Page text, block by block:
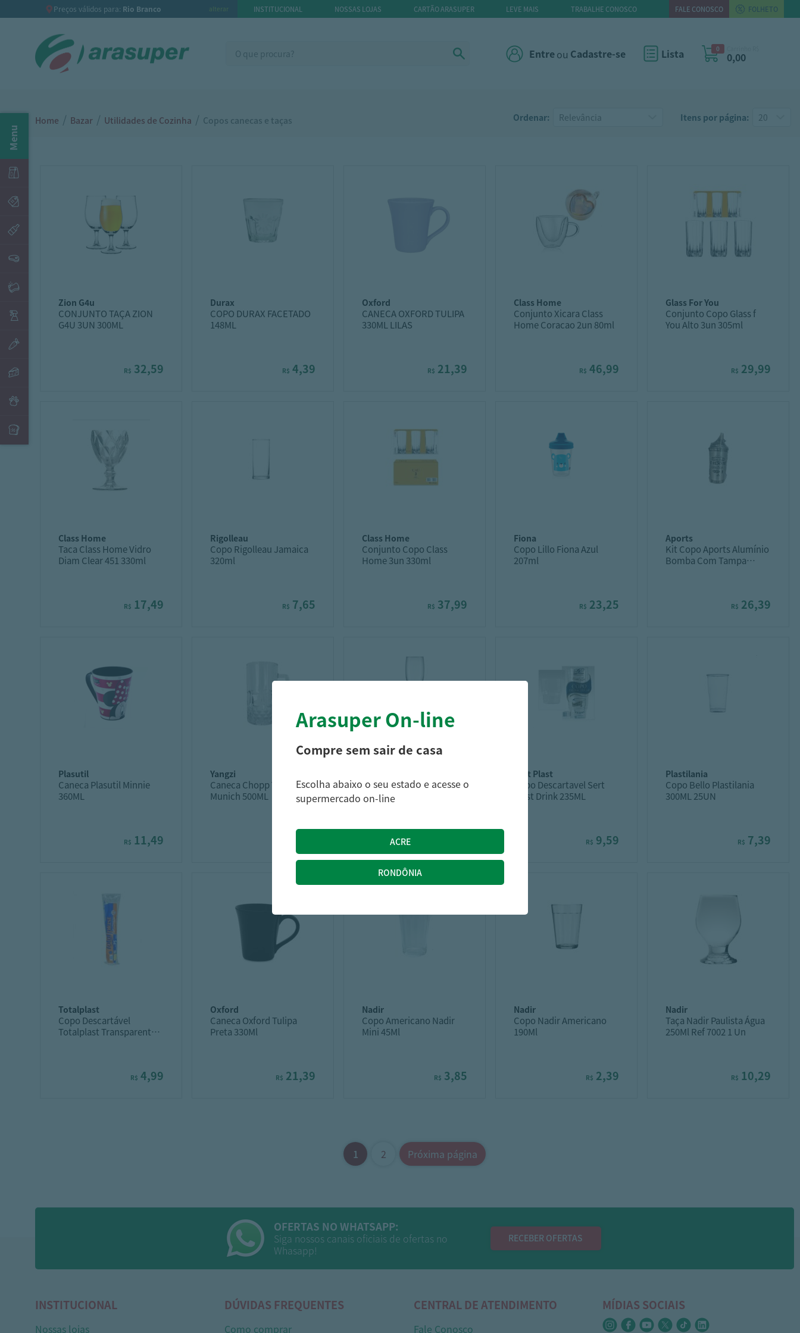
Preços válidos para: Rio Branco alterar INSTITUCIONAL NOSSAS LOJAS CARTÃO ARASUPER LEVE MAIS TRABALHE CONOSCO FALE CONOSCO FOLHETO
Entreou Cadastre-se Lista 0
0,00
Menu
Home / Bazar / Utilidades de Cozinha / Copos canecas e taças Ordenar: Itens por página:
zion g4u
CONJUNTO TAÇA ZION
G4U 3UN 300ML
R$ 32,59
durax
COPO DURAX FACETADO
148ML
R$ 4,39
oxford
CANECA OXFORD TULIPA
330ML LILAS
R$ 21,39
class home
Conjunto Xicara Class
Home Coracao 2un 80ml
R$ 46,99
glass for you
Conjunto Copo Glass f
You Alto 3un 305ml
R$ 29,99
class home
Taca Class Home Vidro
Diam Clear 451 330ml
R$ 17,49
rigolleau
Copo Rigolleau Jamaica
320ml
R$ 7,65
class home
Conjunto Copo Class
Home 3un 330ml
R$ 37,99
fiona
Copo Lillo Fiona Azul
207ml
R$ 23,25
aports
Kit Copo Aports Alumínio
Bomba Com Tampa
R$ 26,39
plasutil
Caneca Plasutil Minnie
360ML
R$ 11,49
yangzi
Caneca Chopp Yangzi
Munich 500ML
Taca Champagne Nadir
Barone 190ML
sert plast
Copo Descartavel Sert
Plast Drink 235ML
R$ 9,59
plastilania
Copo Bello Plastilania
300ML 25UN
R$ 7,39
totalplast
Copo Descartável
Totalplast Transparente
R$ 4,99
oxford
Caneca Oxford Tulipa
Preta 330Ml
R$ 21,39
nadir
Copo Americano Nadir
Mini 45Ml
R$ 3,85
nadir
Copo Nadir Americano
190Ml
R$ 2,39
nadir
Taça Nadir Paulista Água
250Ml Ref 7002 1 Un
R$ 10,29
1 2 Próxima página
OFERTAS NO WHATSAPP:
Siga nossos canais oficiais de ofertas no
Whasapp!
RECEBER OFERTAS
INSTITUCIONAL
Nossas lojas
DÚVIDAS FREQUENTES
Como comprar
CENTRAL DE ATENDIMENTO
Fale Conosco
MÍDIAS SOCIAIS
Arasuper On-line
Compre sem sair de casa
Escolha abaixo o seu estado e acesse o
supermercado on-line